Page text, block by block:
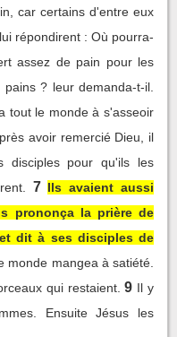
car certains d'entre eux
répondirent : Où pourra-
assez de pain pour les
? leur demanda-t-il.
tout le monde à s'asseoir
avoir remercié Dieu, il
disciples pour qu'ils les
7 Ils avaient aussi
prononça la prière de
dit à ses disciples de
monde mangea à satiété.
qui restaient. 9 Il y
Ensuite Jésus les